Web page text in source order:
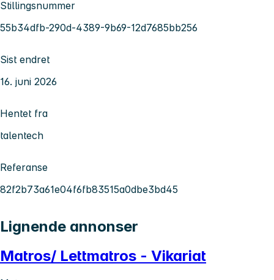
Stillingsnummer
55b34dfb-290d-4389-9b69-12d7685bb256
Sist endret
16. juni 2026
Hentet fra
talentech
Referanse
82f2b73a61e04f6fb83515a0dbe3bd45
Lignende annonser
Matros/ Lettmatros - Vikariat